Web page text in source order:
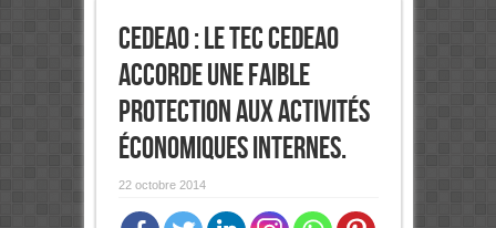
CEDEAO : Le TEC CEDEAO
accorde une faible
protection aux activités
économiques internes.
22 octobre 2014